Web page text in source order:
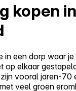
kopen in
in een dorp waar
op elkaar
vooral jaren-70
veel groen